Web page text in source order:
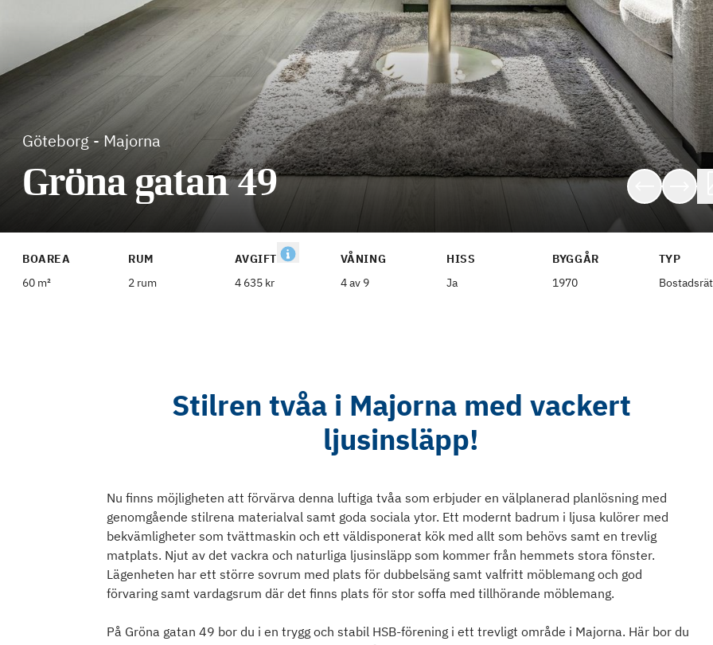
Göteborg- Majorna
Gröna gatan 49
BOAREA
60 m²
RUM
2 rum
AVGIFT
4 635 kr
VÅNING
4 av 9
HISS
Ja
BYGGÅR
1970
TYP
Stilren tvåa i Majorna med vackert
ljusinsläpp!
Nu finns möjligheten att förvärva denna luftiga tvåa som erbjuder en välplanerad planlösning med
genomgående stilrena materialval samt goda sociala ytor. Ett modernt badrum i ljusa kulörer med
bekvämligheter som tvättmaskin och ett väldisponerat kök med allt som behövs samt en trevlig
matplats. Njut av det vackra och naturliga ljusinsläpp som kommer från hemmets stora fönster.
Lägenheten har ett större sovrum med plats för dubbelsäng samt valfritt möblemang och god
förvaring samt vardagsrum där det finns plats för stor soffa med tillhörande möblemang.
På Gröna gatan 49 bor du i en trygg och stabil HSB-förening i ett trevligt område i Majorna. Här bor du